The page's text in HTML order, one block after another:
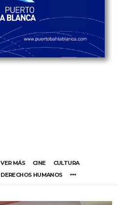
VER MÁS CINE
CULTURA
DERECHOS HUMANOS